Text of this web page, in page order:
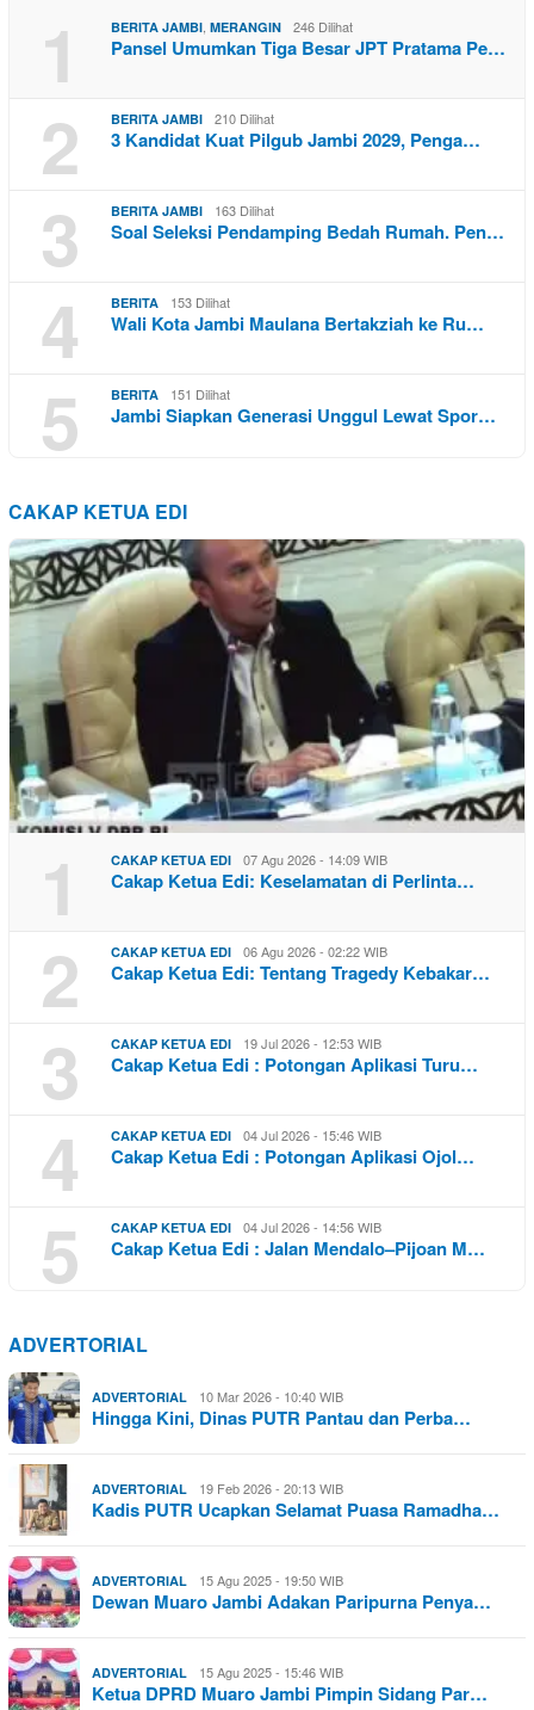
1 BERITA JAMBI MERANGIN 246 Dilihat
Pansel Umumkan Tiga Besar JPT Pratama Pe…
2 BERITA JAMBI 210 Dilihat
3 Kandidat Kuat Pilgub Jambi 2029, Penga…
3 BERITA JAMBI 163 Dilihat
Soal Seleksi Pendamping Bedah Rumah. Pen…
4 BERITA 153 Dilihat
Wali Kota Jambi Maulana Bertakziah ke Ru…
5 BERITA 151 Dilihat
Jambi Siapkan Generasi Unggul Lewat Spor…
CAKAP KETUA EDI
1 CAKAP KETUA EDI 07 Agu 2026 - 14:09 WIB
Cakap Ketua Edi: Keselamatan di Perlinta…
2 CAKAP KETUA EDI 06 Agu 2026 - 02:22 WIB
Cakap Ketua Edi: Tentang Tragedy Kebakar…
3 CAKAP KETUA EDI 19 Jul 2026 - 12:53 WIB
Cakap Ketua Edi : Potongan Aplikasi Turu…
4 CAKAP KETUA EDI 04 Jul 2026 - 15:46 WIB
Cakap Ketua Edi : Potongan Aplikasi Ojol…
5 CAKAP KETUA EDI 04 Jul 2026 - 14:56 WIB
Cakap Ketua Edi : Jalan Mendalo–Pijoan M…
ADVERTORIAL
ADVERTORIAL 10 Mar 2026 - 10:40 WIB
Hingga Kini, Dinas PUTR Pantau dan Perba…
ADVERTORIAL 19 Feb 2026 - 20:13 WIB
Kadis PUTR Ucapkan Selamat Puasa Ramadha…
ADVERTORIAL 15 Agu 2025 - 19:50 WIB
Dewan Muaro Jambi Adakan Paripurna Penya…
ADVERTORIAL 15 Agu 2025 - 15:46 WIB
Ketua DPRD Muaro Jambi Pimpin Sidang Par…